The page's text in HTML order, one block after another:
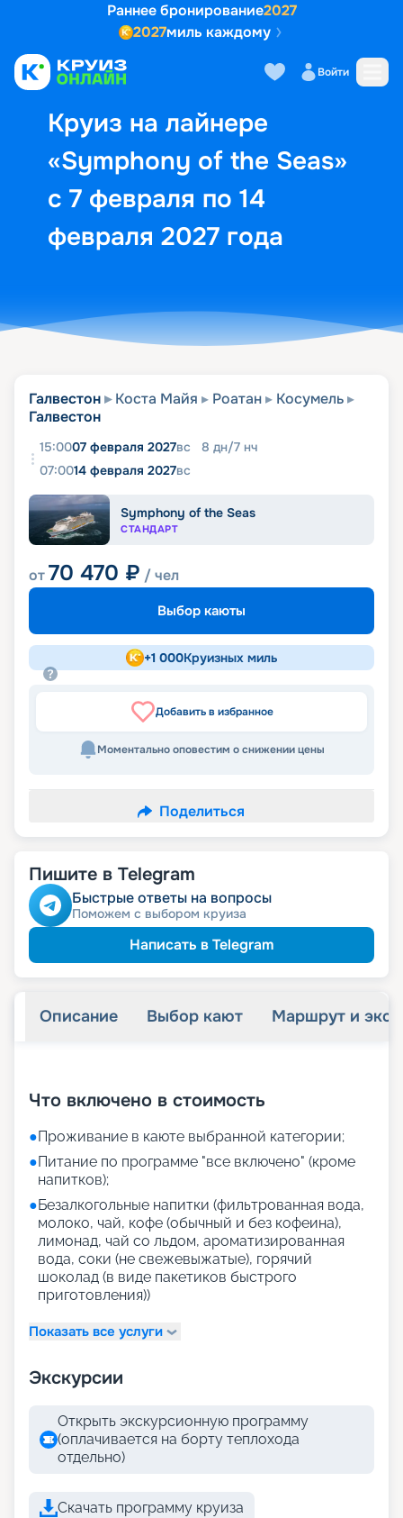
Раннее бронирование2027
2027миль каждому
Войти
Круиз на лайнере
«Symphony of the Seas»
с 7 февраля по 14
февраля 2027 года
Выбор кают Маршрут и
Галвестон Коста Майя Роатан
Косумель
Галвестон
15:0007 февраля 2027вс 8 дн/7 нч
07:0014 февраля 2027вс
Symphony of the Seas
СТАНДАРТ
от70 470 ₽ / чел
Выбор каюты
+1 000Круизных миль
Добавить в избранное
Моментально оповестим о снижении цены
Поделиться
Пишите в Telegram
Быстрые ответы на вопросы
Поможем с выбором круиза
Написать в Telegram
Описание Выбор кают Маршрут и
Что включено в стоимость
●Проживание в каюте выбранной категории;
●Питание по программе "все включено" (кроме
напитков);
●Безалкогольные напитки (фильтрованная вода,
молоко, чай, кофе (обычный и без кофеина),
лимонад, чай со льдом, ароматизированная
вода, соки (не свежевыжатые), горячий
шоколад (в виде пакетиков быстрого
приготовления))
Показать все услуги
Экскурсии
Открыть экскурсионную программу
(оплачивается на борту теплохода
отдельно)
Скачать программу круиза